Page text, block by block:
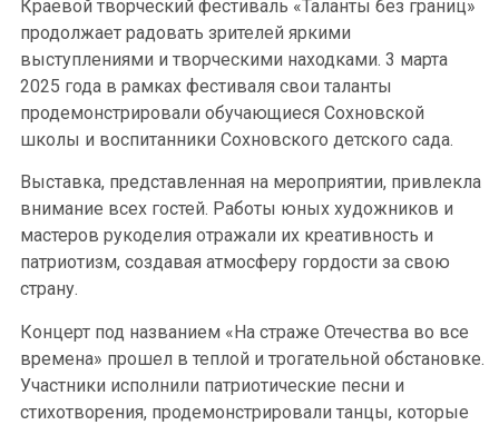
Краевой творческий фестиваль «Таланты без границ»
продолжает радовать зрителей яркими
выступлениями и творческими находками. 3 марта
2025 года в рамках фестиваля свои таланты
продемонстрировали обучающиеся Сохновской
школы и воспитанники Сохновского детского сада.
Выставка, представленная на мероприятии, привлекла
внимание всех гостей. Работы юных художников и
мастеров рукоделия отражали их креативность и
патриотизм, создавая атмосферу гордости за свою
страну.
Концерт под названием «На страже Отечества во все
времена» прошел в теплой и трогательной обстановке.
Участники исполнили патриотические песни и
стихотворения, продемонстрировали танцы, которые